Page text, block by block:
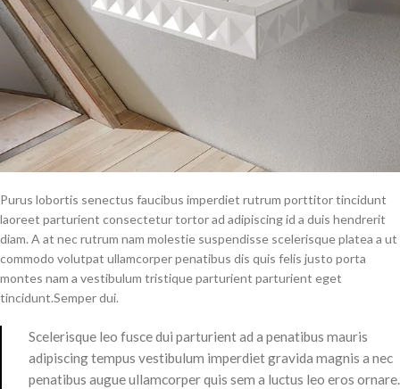
Purus lobortis senectus faucibus imperdiet rutrum porttitor tincidunt
laoreet parturient consectetur tortor ad adipiscing id a duis hendrerit
diam. A at nec rutrum nam molestie suspendisse scelerisque platea a ut
commodo volutpat ullamcorper penatibus dis quis felis justo porta
montes nam a vestibulum tristique parturient parturient eget
tincidunt.Semper dui.
Scelerisque leo fusce dui parturient ad a penatibus mauris
adipiscing tempus vestibulum imperdiet gravida magnis a nec
penatibus augue ullamcorper quis sem a luctus leo eros ornare.